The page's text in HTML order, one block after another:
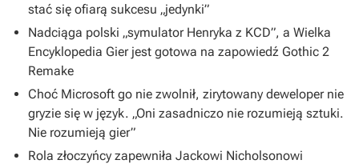
stać się ofiarą sukcesu „jedynki”
Nadciąga polski „symulator Henryka z KCD”, a Wielka
Encyklopedia Gier jest gotowa na zapowiedź Gothic 2
Remake
Choć Microsoft go nie zwolnił, zirytowany deweloper nie
gryzie się w język. „Oni zasadniczo nie rozumieją sztuki.
Nie rozumieją gier”
Rola złoczyńcy zapewniła Jackowi Nicholsonowi